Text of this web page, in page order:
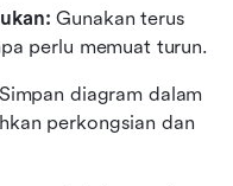
Gunakan terus
perlu memuat turun.
Simpan diagram dalam
perkongsian dan